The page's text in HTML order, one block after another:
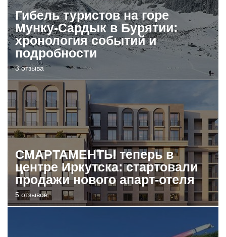
Гибель туристов на горе
Мунку-Сардык в Бурятии:
хронология событий и
подробности
3 отзыва
СМАРТАМЕНТЫ теперь в
центре Иркутска: стартовали
продажи нового апарт-отеля
5 отзывов